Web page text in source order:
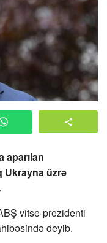
aparılan
Ukrayna üzrə
.
vitse-prezidenti
deyib.